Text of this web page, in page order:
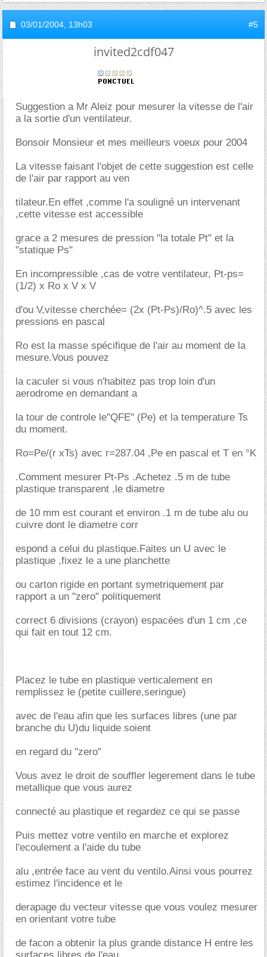
03/01/2004, 13h03 #5
invited2cdf047
Suggestion a Mr Aleiz pour mesurer la vitesse de l'air
a la sortie d'un ventilateur.
Bonsoir Monsieur et mes meilleurs voeux pour 2004
La vitesse faisant l'objet de cette suggestion est celle
de l'air par rapport au ven
tilateur.En effet ,comme l'a souligné un intervenant
,cette vitesse est accessible
grace a 2 mesures de pression "la totale Pt" et la
"statique Ps"
En incompressible ,cas de votre ventilateur, Pt-ps=
(1/2) x Ro x V x V
d'ou V,vitesse cherchée= (2x (Pt-Ps)/Ro)^.5 avec les
pressions en pascal
Ro est la masse spécifique de l'air au moment de la
mesure.Vous pouvez
la caculer si vous n'habitez pas trop loin d'un
aerodrome en demandant a
la tour de controle le"QFE" (Pe) et la temperature Ts
du moment.
Ro=Pe/(r xTs) avec r=287.04 ,Pe en pascal et T en °K
.Comment mesurer Pt-Ps .Achetez .5 m de tube
plastique transparent ,le diametre
de 10 mm est courant et environ .1 m de tube alu ou
cuivre dont le diametre corr
espond a celui du plastique.Faites un U avec le
plastique ,fixez le a une planchette
ou carton rigide en portant symetriquement par
rapport a un "zero" politiquement
correct 6 divisions (crayon) espacées d'un 1 cm ,ce
qui fait en tout 12 cm.
Placez le tube en plastique verticalement en
remplissez le (petite cuillere,seringue)
avec de l'eau afin que les surfaces libres (une par
branche du U)du liquide soient
en regard du "zero"
Vous avez le droit de souffler legerement dans le tube
metallique que vous aurez
connecté au plastique et regardez ce qui se passe
Puis mettez votre ventilo en marche et explorez
l'ecoulement a l'aide du tube
alu ,entrée face au vent du ventilo.Ainsi vous pourrez
estimez l'incidence et le
derapage du vecteur vitesse que vous voulez mesurer
en orientant votre tube
de facon a obtenir la plus grande distance H entre les